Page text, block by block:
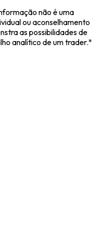
não é uma
ou aconselhamento
as possibilidades de
analítico de um trader.*